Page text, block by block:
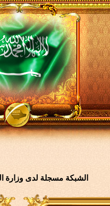
الشبكة مسجلة لدى وزارة